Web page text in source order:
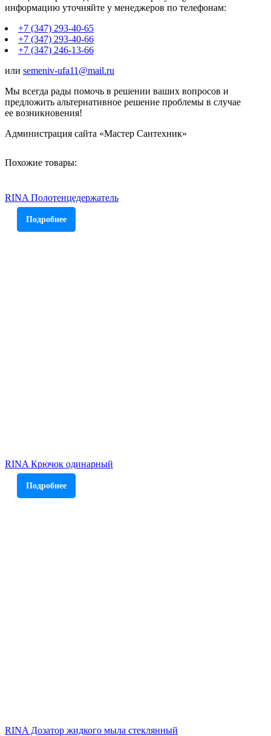
информацию уточняйте у менеджеров по телефонам:
+7 (347) 293-40-65
+7 (347) 293-40-66
+7 (347) 246-13-66
или semeniv-ufa11@mail.ru
Мы всегда рады помочь в решении ваших вопросов и
предложить альтернативное решение проблемы в случае
ее возникновения!
Администрация сайта «Мастер Сантехник»
Похожие товары:
RINA Полотенцедержатель
Подробнее
RINA Крючок одинарный
Подробнее
RINA Дозатор жидкого мыла стеклянный